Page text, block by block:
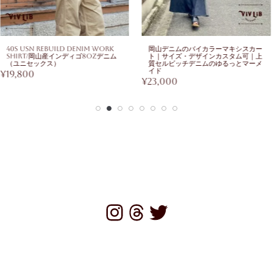
40s USN Rebuild Denim Work
Shirt/岡山産インディゴ8ozデニム
（ユニセックス）
¥19,800
岡山デニムのバイカラーマキシスカー
ト｜サイズ・デザインカスタム可｜上
質セルビッチデニムのゆるっとマーメ
イド
¥23,000